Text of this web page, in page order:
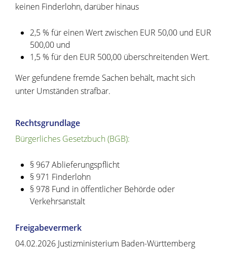
keinen Finderlohn, darüber hinaus
2,5 % für einen Wert zwischen EUR 50,00 und EUR
500,00 und
1,5 % für den EUR 500,00 überschreitenden Wert.
Wer gefundene fremde Sachen behält, macht sich
unter Umständen strafbar.
Rechtsgrundlage
Bürgerliches Gesetzbuch (BGB):
§ 967 Ablieferungspflicht
§ 971 Finderlohn
§ 978 Fund in öffentlicher Behörde oder
Verkehrsanstalt
Freigabevermerk
04.02.2026 Justizministerium Baden-Württemberg